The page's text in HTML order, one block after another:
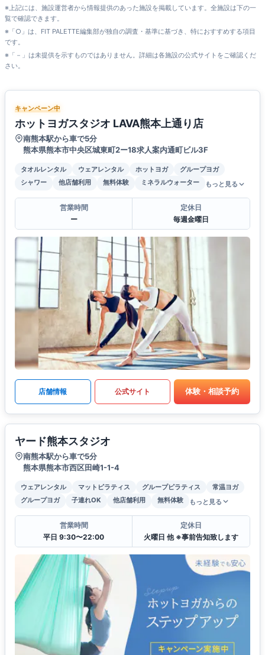
※上記には、施設運営者から情報提供のあった施設を掲載しています。全施設は下の一
覧で確認できます。
※「○」は、FIT PALETTE編集部が独自の調査・基準に基づき、特におすすめする項目
です。
※「－」は未提供を示すものではありません。詳細は各施設の公式サイトをご確認くだ
さい。
キャンペーン中
ホットヨガスタジオ LAVA熊本上通り店
南熊本駅から車で5分
熊本県熊本市中央区城東町2ー18求人案内通町ビル3F
タオルレンタル ウェアレンタル ホットヨガ
グループヨガ
シャワー
他店舗利用 無料体験 ミネラルウォーター もっと見る
営業時間
ー
定休日
毎週金曜日
店舗情報 公式サイト 体験・相談予約
ヤード熊本スタジオ
南熊本駅から車で5分
熊本県熊本市西区田崎1-1-4
ウェアレンタル マットピラティス グループピラティス
常温ヨガ
グループヨガ
子連れOK 他店舗利用 無料体験 もっと見る
営業時間
平日 9:30〜22:00
定休日
火曜日 他 ※事前告知致します